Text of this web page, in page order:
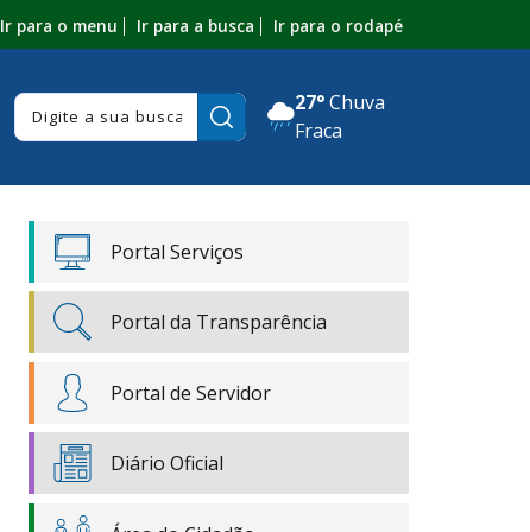
Ir para o menu Ir para a busca Ir para o rodapé
Pesquisar:
27° Chuva
Fraca
Portal Serviços
Portal da Transparência
Portal de Servidor
Diário Oficial